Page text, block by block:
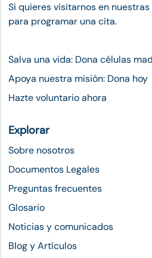
Si quieres visitarnos en
para programar una cita.
Salva una vida: Dona células
Apoya nuestra misión: Dona hoy
Hazte voluntario ahora
Explorar
Sobre nosotros
Documentos Legales
Preguntas frecuentes
Glosario
Noticias y comunicados
Blog y Artículos